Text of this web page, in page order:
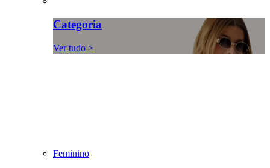
Categoria
Ver tudo >
Feminino